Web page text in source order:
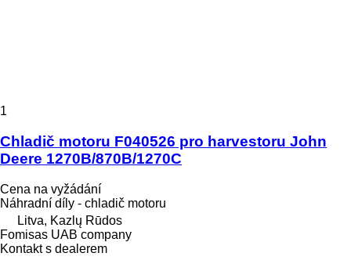
1
Chladič motoru F040526 pro harvestoru John
Deere 1270B/870B/1270C
Cena na vyžádání
Náhradní díly - chladič motoru
Litva, Kazlų Rūdos
Fomisas UAB company
Kontakt s dealerem